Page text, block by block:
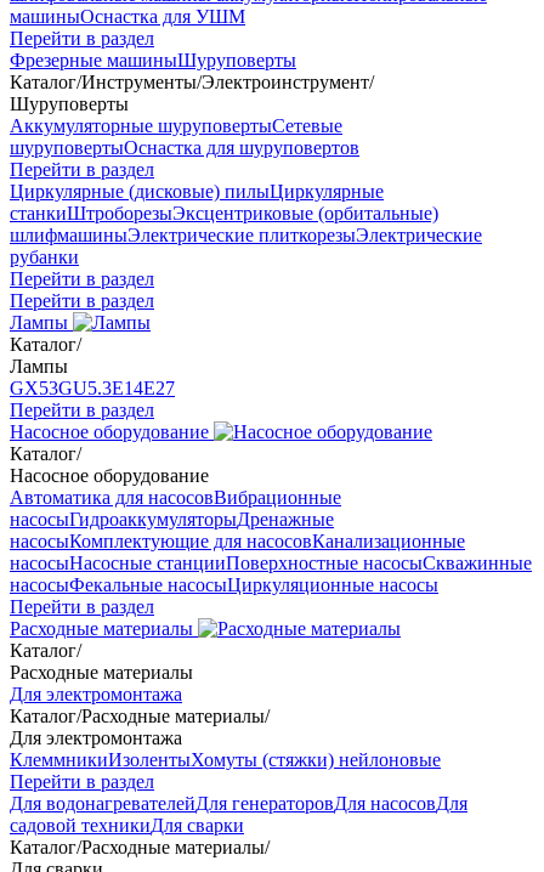
машиныОснастка для УШМ
Перейти в раздел
Фрезерные машиныШуруповерты
Каталог/Инструменты/Электроинструмент/
Шуруповерты
Аккумуляторные шуруповертыСетевые
шуруповертыОснастка для шуруповертов
Перейти в раздел
Циркулярные (дисковые) пилыЦиркулярные
станкиШтроборезыЭксцентриковые (орбитальные)
шлифмашиныЭлектрические плиткорезыЭлектрические
рубанки
Перейти в раздел
Перейти в раздел
Лампы
Каталог/
Лампы
GX53GU5.3Е14Е27
Перейти в раздел
Насосное оборудование
Каталог/
Насосное оборудование
Автоматика для насосовВибрационные
насосыГидроаккумуляторыДренажные
насосыКомплектующие для насосовКанализационные
насосыНасосные станцииПоверхностные насосыСкважинные
насосыФекальные насосыЦиркуляционные насосы
Перейти в раздел
Расходные материалы
Каталог/
Расходные материалы
Для электромонтажа
Каталог/Расходные материалы/
Для электромонтажа
КлеммникиИзолентыХомуты (стяжки) нейлоновые
Перейти в раздел
Для водонагревателейДля генераторовДля насосовДля
садовой техникиДля сварки
Каталог/Расходные материалы/